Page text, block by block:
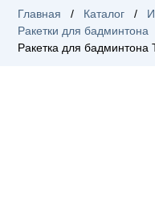
Главная / Каталог /
Ракетки для бадминтона
Ракетка для бадминтона